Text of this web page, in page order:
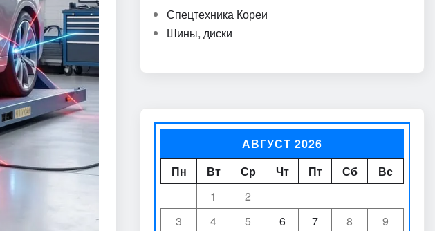
Спецтехника Кореи
Шины, диски
АВГУСТ 2026
Пн
Вт Ср Чт Пт Сб
Вс
1
2
3
4 5 6 7 8
9